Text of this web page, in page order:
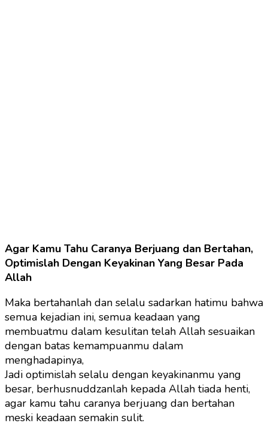
Agar Kamu Tahu Caranya Berjuang dan Bertahan,
Optimislah Dengan Keyakinan Yang Besar Pada
Allah
Maka bertahanlah dan selalu sadarkan hatimu bahwa
semua kejadian ini, semua keadaan yang
membuatmu dalam kesulitan telah Allah sesuaikan
dengan batas kemampuanmu dalam
menghadapinya,
Jadi optimislah selalu dengan keyakinanmu yang
besar, berhusnuddzanlah kepada Allah tiada henti,
agar kamu tahu caranya berjuang dan bertahan
meski keadaan semakin sulit.